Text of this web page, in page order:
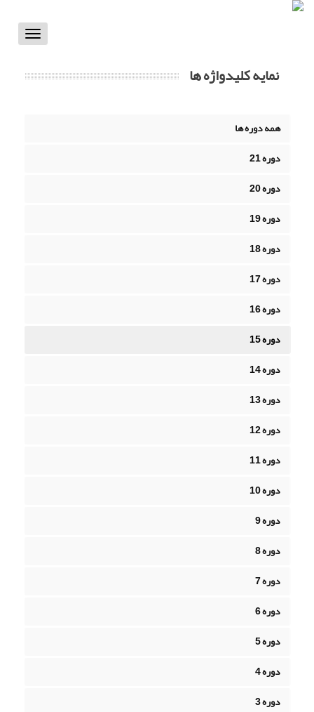
Toggle
نمایه کلیدواژه ها
همه دوره ها
دوره 21
دوره 20
دوره 19
دوره 18
دوره 17
دوره 16
دوره 15
دوره 14
دوره 13
دوره 12
دوره 11
دوره 10
دوره 9
دوره 8
دوره 7
دوره 6
دوره 5
دوره 4
دوره 3